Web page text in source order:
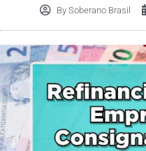
By Soberano Brasil